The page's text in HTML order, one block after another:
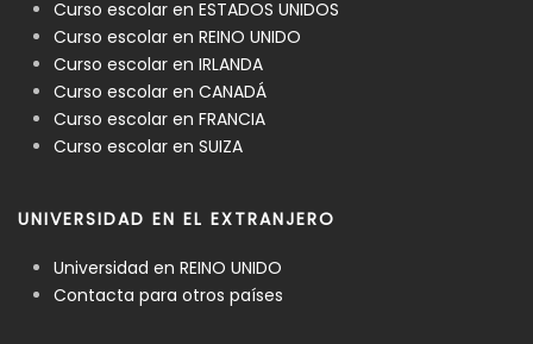
Curso escolar en ESTADOS UNIDOS
Curso escolar en REINO UNIDO
Curso escolar en IRLANDA
Curso escolar en CANADÁ
Curso escolar en FRANCIA
Curso escolar en SUIZA
UNIVERSIDAD EN EL EXTRANJERO
Universidad en REINO UNIDO
Contacta para otros países